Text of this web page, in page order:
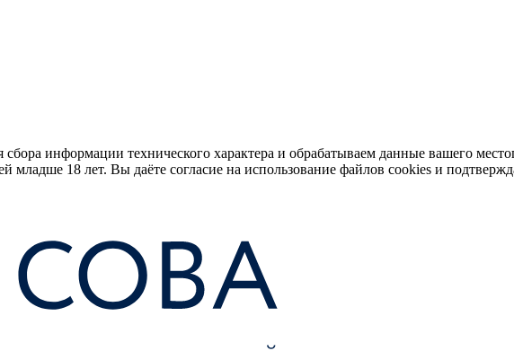
информации технического характера и обрабатываем данные вашего
младше 18 лет. Вы даёте согласие на использование файлов cookies и